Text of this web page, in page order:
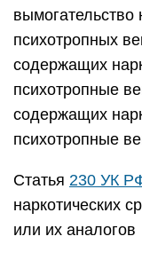
вымогательство
психотропных
содержащих
психотропные
содержащих
психотропные
Статья 230 УК
наркотических
или их аналогов